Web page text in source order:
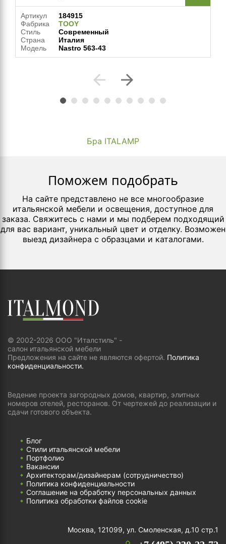
Артикул
184915
Фабрика
TOOY
Стиль
Современный
Страна
Италия
Модель
Nastro 563-43
arrow_back arrow_forward
Бра ITALAMP
Поможем подобрать
На сайте представлено не все многообразие
итальянской мебели и освещения, доступное для
заказа. Свяжитесь с нами и мы подберем подходящий
для вас вариант, уникальный цвет и отделку. Возможен
выезд дизайнера с образцами и каталогами.
© 2002-2026 ООО "Италстиль" -
салон итальянской мебели
Предложения на сайте не являются офертой. Политика
конфиденциальности.
Ведение проекта загородных домов, квартир, элитных
номеров отелей, ресторанов. От чертежей до реализации и
сдачи готового объекта.
Блог
Стили итальянской мебели
Портфолио
Вакансии
Архитекторам/дизайнерам (cотрудничество)
Политика конфиденциальности
Соглашение на обработку персональных данных
Политика обработки файлов cookie
Москва, 121099, ул. Смоленская, д.10 стр.1